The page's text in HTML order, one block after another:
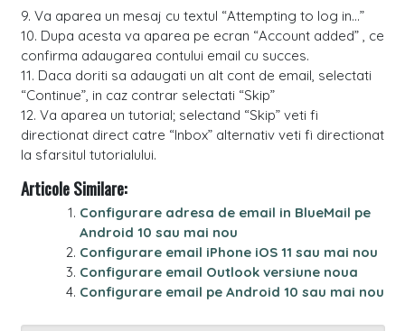
9. Va aparea un mesaj cu textul “Attempting to log in…”
10. Dupa acesta va aparea pe ecran “Account added” , ce
confirma adaugarea contului email cu succes.
11. Daca doriti sa adaugati un alt cont de email, selectati
“Continue”, in caz contrar selectati “Skip”
12. Va aparea un tutorial; selectand “Skip” veti fi
directionat direct catre “Inbox” alternativ veti fi directionat
la sfarsitul tutorialului.
Articole Similare:
Configurare adresa de email in BlueMail pe
Android 10 sau mai nou
Configurare email iPhone iOS 11 sau mai nou
Configurare email Outlook versiune noua
Configurare email pe Android 10 sau mai nou